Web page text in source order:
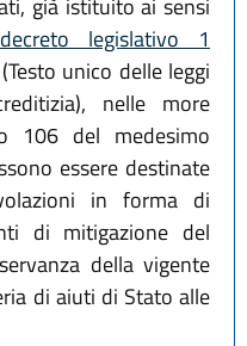
già istituito ai sensi
legislativo 1
unico delle leggi
nelle more
106 del medesimo
essere destinate
in forma di
di mitigazione del
della vigente
di aiuti di Stato alle